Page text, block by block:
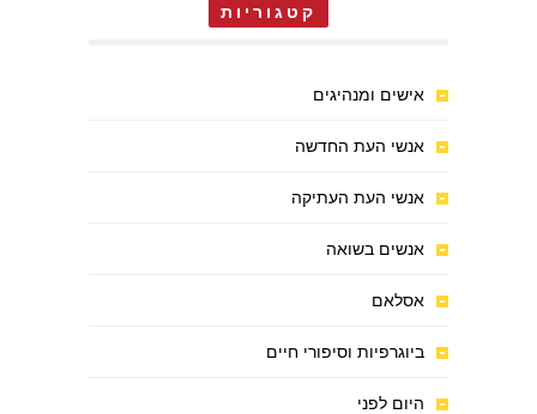
קטגוריות
אישים ומנהיגים
אנשי העת החדשה
אנשי העת העתיקה
אנשים בשואה
אסלאם
ביוגרפיות וסיפורי חיים
היום לפני